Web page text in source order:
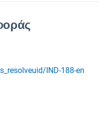
IND-188-en